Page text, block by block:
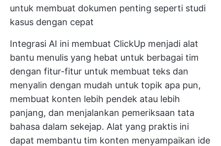
untuk membuat dokumen penting seperti studi
kasus dengan cepat
Integrasi AI ini membuat ClickUp menjadi alat
bantu menulis yang hebat untuk berbagai tim
dengan fitur-fitur untuk membuat teks dan
menyalin dengan mudah untuk topik apa pun,
membuat konten lebih pendek atau lebih
panjang, dan menjalankan pemeriksaan tata
bahasa dalam sekejap. Alat yang praktis ini
dapat membantu tim konten menyampaikan ide